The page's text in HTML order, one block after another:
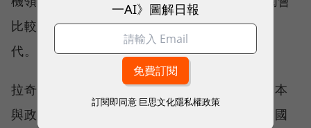
比較高，並且一旦投入量產，技術就很難取
代。」
拉奇認為，台灣擁有全球頂尖的科技人才、資本
與政府支持，完全有能力推動一場屬於自己的國
一AI》圖解日報
訂閱即同意 巨思文化隱私權政策